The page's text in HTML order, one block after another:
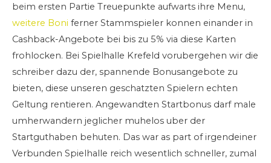
beim ersten Partie Treuepunkte aufwarts ihre Menu,
weitere Boni ferner Stammspieler konnen einander in
Cashback-Angebote bei bis zu 5% via diese Karten
frohlocken. Bei Spielhalle Krefeld vorubergehen wir die
schreiber dazu der, spannende Bonusangebote zu
bieten, diese unseren geschatzten Spielern echten
Geltung rentieren. Angewandten Startbonus darf male
umherwandern jeglicher muhelos uber der
Startguthaben behuten. Das war as part of irgendeiner
Verbunden Spielhalle reich wesentlich schneller, zumal